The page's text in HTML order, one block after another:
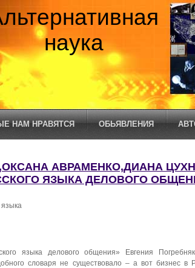
наука
НАМ НРАВЯТСЯ ОБЬЯВЛЕНИЯ
АВРАМЕНКО,ДИАНА
ЯЗЫКА ДЕЛОВОГО
языка
языка делового общения» Евгения
словаря не существовало – а вот бизнес в